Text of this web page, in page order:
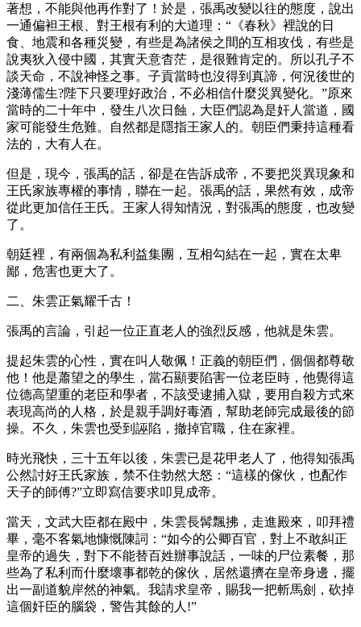
著想，不能與他再作對了！於是，張禹改變以往的態度，說出
一通偏袒王根、對王根有利的大道理：“《春秋》裡說的日
食、地震和各種災變，有些是為諸侯之間的互相攻伐，有些是
說夷狄入侵中國，其實天意杳茫，是很難肯定的。所以孔子不
談天命，不說神怪之事。子貢當時也沒得到真諦，何況後世的
淺薄儒生?陛下只要理好政治，不必相信什麼災異變化。”原來
當時的二十年中，發生八次日蝕，大臣們認為是奸人當道，國
家可能發生危難。自然都是隱指王家人的。朝臣們秉持這種看
法的，大有人在。
但是，現今，張禹的話，卻是在告訴成帝，不要把災異現象和
王氏家族專權的事情，聯在一起。張禹的話，果然有效，成帝
從此更加信任王氏。王家人得知情況，對張禹的態度，也改變
了。
朝廷裡，有兩個為私利益集團，互相勾結在一起，實在太卑
鄙，危害也更大了。
二、朱雲正氣耀千古！
張禹的言論，引起一位正直老人的強烈反感，他就是朱雲。
提起朱雲的心性，實在叫人敬佩！正義的朝臣們，個個都尊敬
他！他是蕭望之的學生，當石顯要陷害一位老臣時，他覺得這
位德高望重的老臣和學者，不該受逮捕入獄，要用自殺方式來
表現高尚的人格，於是親手調好毒酒，幫助老師完成最後的節
操。不久，朱雲也受到誣陷，撤掉官職，住在家裡。
時光飛快，三十五年以後，朱雲已是花甲老人了，他得知張禹
公然討好王氏家族，禁不住勃然大怒：“這樣的傢伙，也配作
天子的師傅?”立即寫信要求叩見成帝。
當天，文武大臣都在殿中，朱雲長髯飄拂，走進殿來，叩拜禮
畢，毫不客氣地慷慨陳詞：“如今的公卿百官，對上不敢糾正
皇帝的過失，對下不能替百姓辦事說話，一味的尸位素餐，那
些為了私利而什麼壞事都乾的傢伙，居然還擠在皇帝身邊，擺
出一副道貌岸然的神氣。我請求皇帝，賜我一把斬馬劍，砍掉
這個奸臣的腦袋，警告其餘的人!”